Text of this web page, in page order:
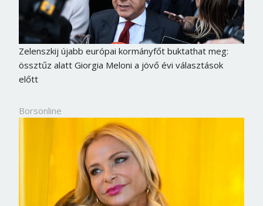
Zelenszkij újabb európai kormányfőt buktathat meg:
össztűz alatt Giorgia Meloni a jövő évi választások
előtt
Borsonline